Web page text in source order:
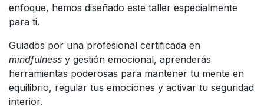
enfoque, hemos diseñado este taller especialmente
para ti.
Guiados por una profesional certificada en
mindfulness y gestión emocional, aprenderás
herramientas poderosas para mantener tu mente en
equilibrio, regular tus emociones y activar tu seguridad
interior.